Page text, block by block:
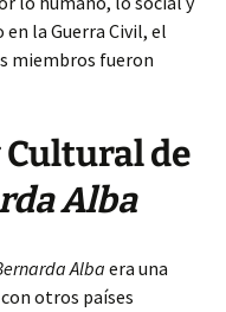
la Guerra Civil, el
miembros fueron
Cultural de
Alba
Alba era una
otros países